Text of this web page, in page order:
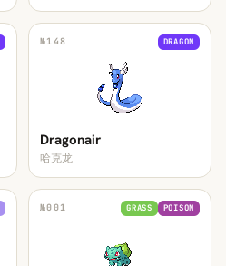
№148 DRAGON
Dragonair
哈克龙
№001 GRASS POISON